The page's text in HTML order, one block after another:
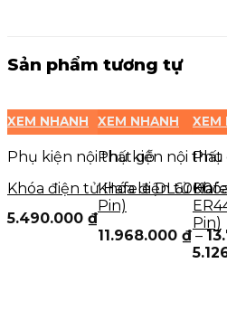
Sản phẩm tương tự
XEM NHANH
Phụ kiện nội thất gỗ
Khóa điện tử Hafele DL6000
5.490.000 ₫
XEM NHANH
Phụ kiện nội thất
Khóa điện tử
Pin)
11.968.000 ₫–
XEM
Phụ
Pin)